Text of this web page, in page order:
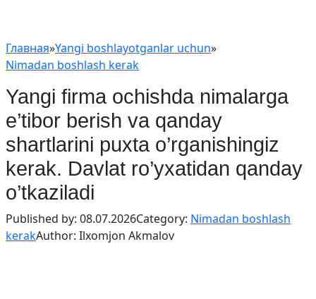
Главная»Yangi boshlayotganlar uchun»
Nimadan boshlash kerak
Yangi firma ochishda nimalarga
e’tibor berish va qanday
shartlarini puxta o’rganishingiz
kerak. Davlat ro’yxatidan qanday
o’tkaziladi
Published by: 08.07.2026Category: Nimadan boshlash
kerakAuthor: Ilxomjon Akmalov